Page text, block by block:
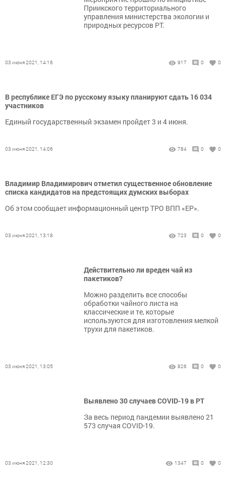
Приикского территориального
управления министерства экологии и
природных ресурсов РТ.
03 июня 2021, 14:16 917 0 0
В республике ЕГЭ по русскому языку планируют сдать 16 034
участников
Единый государственный экзамен пройдет 3 и 4 июня.
03 июня 2021, 14:06 784 0 0
Владимир Владимирович отметил существенное обновление
списка кандидатов на предстоящих думских выборах
Об этом сообщает информационный центр ТРО ВПП «ЕР».
03 июня 2021, 13:18 723 0 0
Действительно ли вреден чай из
пакетиков?
Можно разделить все способы
обработки чайного листа на
классические и те, которые
используются для изготовления мелкой
трухи для пакетиков.
03 июня 2021, 13:05 826 0 0
Выявлено 30 случаев COVID-19 в РТ
За весь период пандемии выявлено 21
573 случая COVID-19.
03 июня 2021, 12:30 1347 0 0